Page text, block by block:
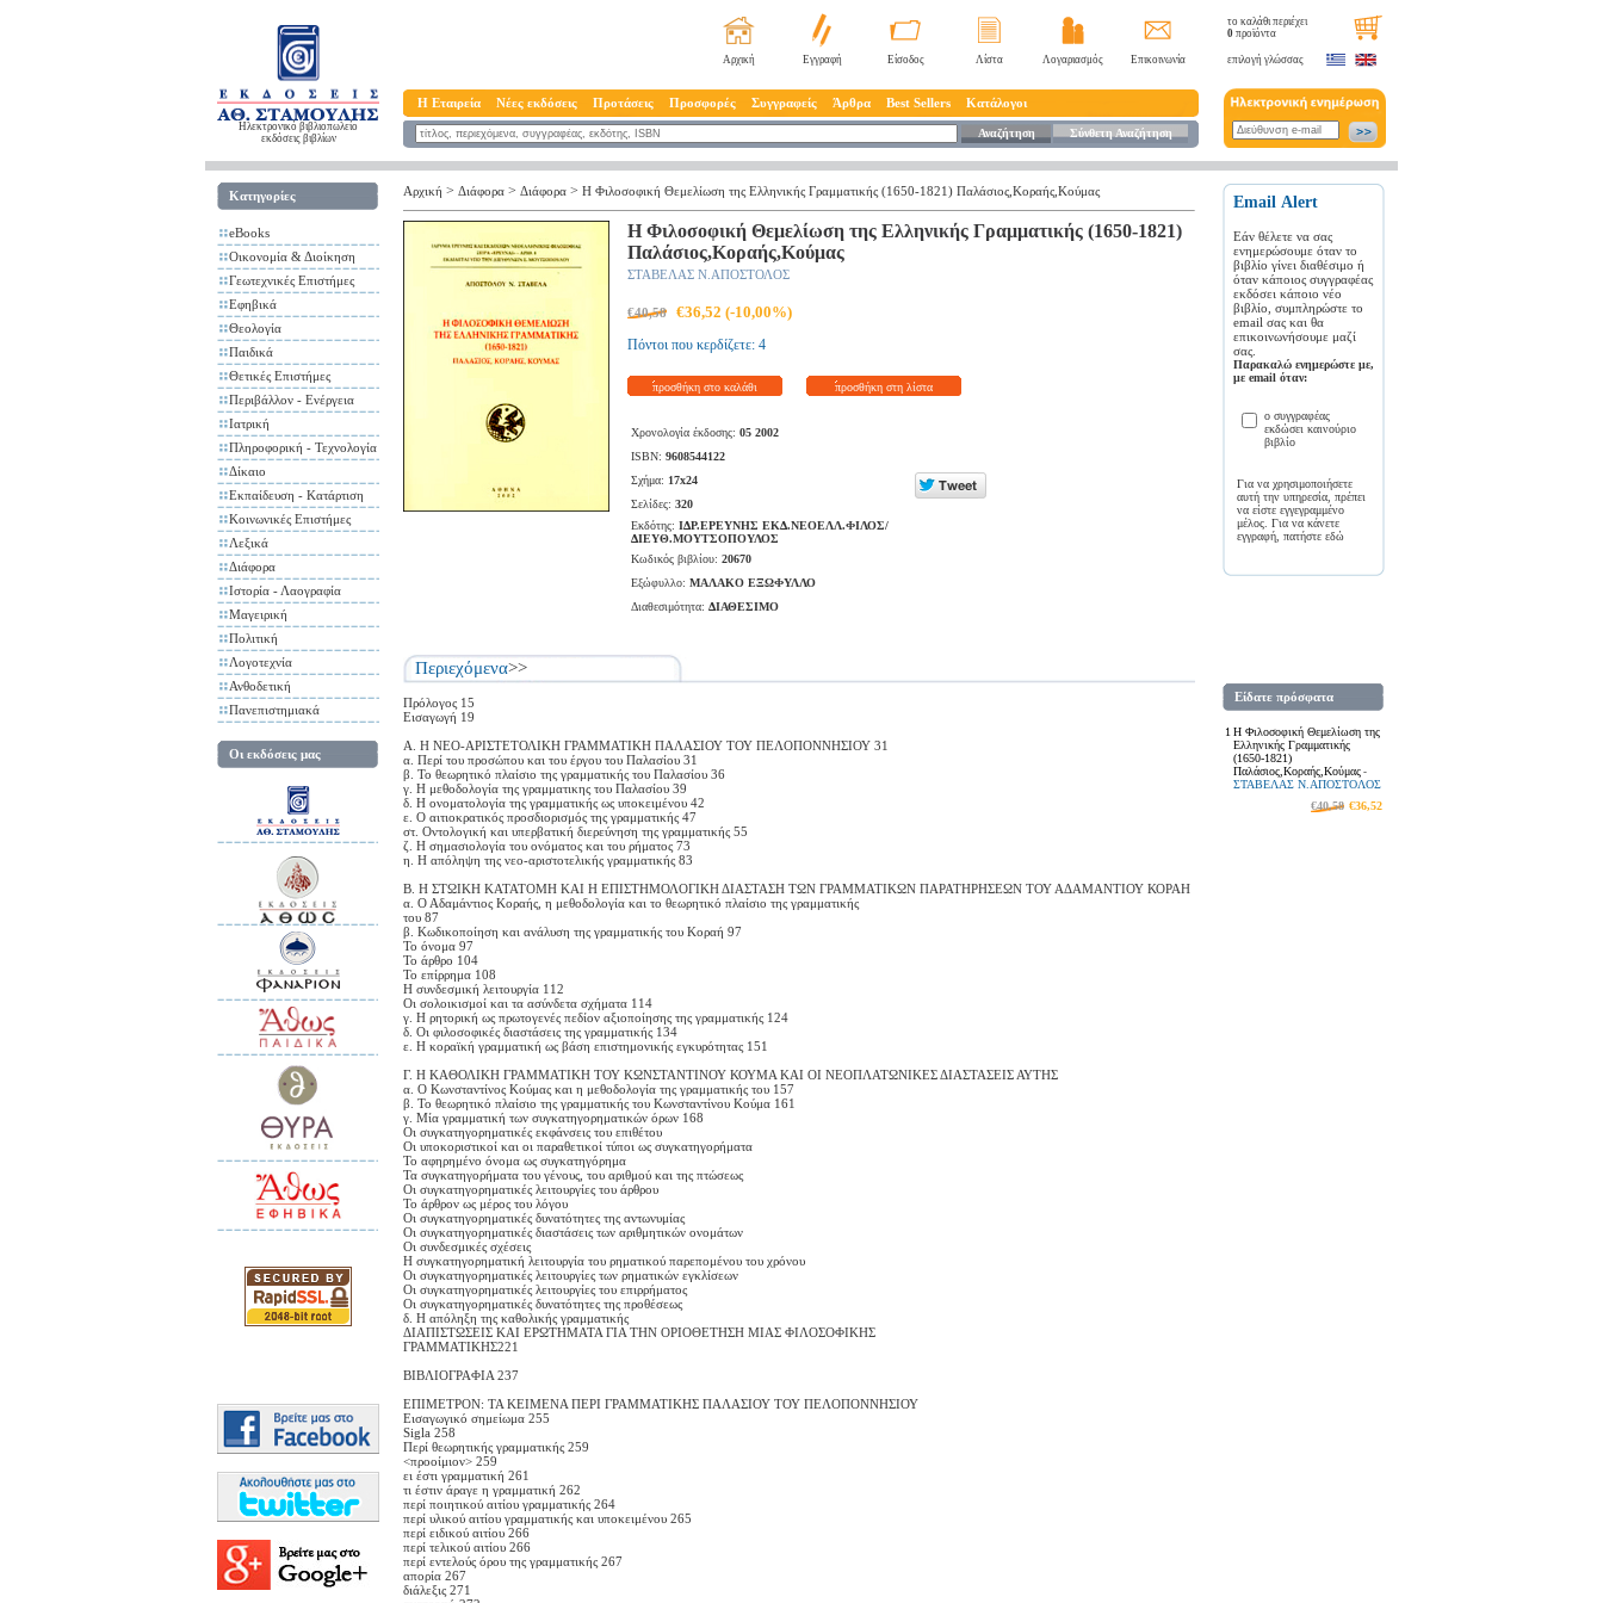
Ηλεκτρονικό βιβλιοπωλείο
εκδόσεις βιβλίων
Αρχική Εγγραφή Είσοδος Λίστα Λογαριασμός Επικοινωνία
Η Εταιρεία Νέες εκδόσεις Προτάσεις Προσφορές Συγγραφείς Άρθρα Best Sellers Κατάλογοι
Αναζήτηση Σύνθετη Αναζήτηση
το καλάθι περιέχει
0 προϊόντα
επιλογή γλώσσας
Κατηγορίες
eBooks
Οικονομία & Διοίκηση
Γεωτεχνικές Επιστήμες
Εφηβικά
Θεολογία
Παιδικά
Θετικές Επιστήμες
Περιβάλλον - Ενέργεια
Ιατρική
Πληροφορική - Τεχνολογία
Δίκαιο
Εκπαίδευση - Κατάρτιση
Κοινωνικές Επιστήμες
Λεξικά
Διάφορα
Ιστορία - Λαογραφία
Μαγειρική
Πολιτική
Λογοτεχνία
Ανθοδετική
Πανεπιστημιακά
Οι εκδόσεις μας
Αρχική > Διάφορα > Διάφορα > Η Φιλοσοφική Θεμελίωση της Ελληνικής Γραμματικής (1650-1821) Παλάσιος,Κοραής,Κούμας
Η Φιλοσοφική Θεμελίωση της Ελληνικής Γραμματικής (1650-1821)
Παλάσιος,Κοραής,Κούμας
ΣΤΑΒΕΛΑΣ Ν.ΑΠΟΣΤΟΛΟΣ
€40,58 €36,52 (-10,00%)
Πόντοι που κερδίζετε: 4
προσθήκη στο καλάθι προσθήκη στη λίστα
Χρονολογία έκδοσης: 05 2002
ISBN: 9608544122
Σχήμα: 17x24
Σελίδες: 320
Εκδότης: ΙΔΡ.ΕΡΕΥΝΗΣ ΕΚΔ.ΝΕΟΕΛΛ.ΦΙΛΟΣ/
ΔΙΕΥΘ.ΜΟΥΤΣΟΠΟΥΛΟΣ
Κωδικός βιβλίου: 20670
Εξώφυλλο: ΜΑΛΑΚΟ ΕΞΩΦΥΛΛΟ
Διαθεσιμότητα: ΔΙΑΘΕΣΙΜΟ
Περιεχόμενα>>
Πρόλογος 15
Εισαγωγή 19
Α. Η ΝΕΟ-ΑΡΙΣΤΕΤΟΛΙΚΗ ΓΡΑΜΜΑΤΙΚΗ ΠΑΛΑΣΙΟΥ ΤΟΥ ΠΕΛΟΠΟΝΝΗΣΙΟΥ 31
α. Περί του προσώπου και του έργου του Παλασίου 31
β. Το θεωρητικό πλαίσιο της γραμματικής του Παλασίου 36
γ. Η μεθοδολογία της γραμματικης του Παλασίου 39
δ. Η ονοματολογία της γραμματικής ως υποκειμένου 42
ε. Ο αιτιοκρατικός προσδιορισμός της γραμματικής 47
στ. Οντολογική και υπερβατική διερεύνηση της γραμματικής 55
ζ. Η σημασιολογία του ονόματος και του ρήματος 73
η. Η απόληψη της νεο-αριστοτελικής γραμματικής 83
Β. Η ΣΤΩΙΚΗ ΚΑΤΑΤΟΜΗ ΚΑΙ Η ΕΠΙΣΤΗΜΟΛΟΓΙΚΗ ΔΙΑΣΤΑΣΗ ΤΩΝ ΓΡΑΜΜΑΤΙΚΩΝ ΠΑΡΑΤΗΡΗΣΕΩΝ ΤΟΥ ΑΔΑΜΑΝΤΙΟΥ ΚΟΡΑΗ
α. Ο Αδαμάντιος Κοραής, η μεθοδολογία και το θεωρητικό πλαίσιο της γραμματικής
του 87
β. Κωδικοποίηση και ανάλυση της γραμματικής του Κοραή 97
Το όνομα 97
Το άρθρο 104
Το επίρρημα 108
Η συνδεσμική λειτουργία 112
Οι σολοικισμοί και τα ασύνδετα σχήματα 114
γ. Η ρητορική ως πρωτογενές πεδίον αξιοποίησης της γραμματικής 124
δ. Οι φιλοσοφικές διαστάσεις της γραμματικής 134
ε. Η κοραϊκή γραμματική ως βάση επιστημονικής εγκυρότητας 151
Γ. Η ΚΑΘΟΛΙΚΗ ΓΡΑΜΜΑΤΙΚΗ ΤΟΥ ΚΩΝΣΤΑΝΤΙΝΟΥ ΚΟΥΜΑ ΚΑΙ ΟΙ ΝΕΟΠΛΑΤΩΝΙΚΕΣ ΔΙΑΣΤΑΣΕΙΣ ΑΥΤΗΣ
α. Ο Κωνσταντίνος Κούμας και η μεθοδολογία της γραμματικής του 157
β. Το θεωρητικό πλαίσιο της γραμματικής του Κωνσταντίνου Κούμα 161
γ. Μία γραμματική των συγκατηγορηματικών όρων 168
Οι συγκατηγορηματικές εκφάνσεις του επιθέτου
Οι υποκοριστικοί και οι παραθετικοί τύποι ως συγκατηγορήματα
Το αφηρημένο όνομα ως συγκατηγόρημα
Τα συγκατηγορήματα του γένους, του αριθμού και της πτώσεως
Οι συγκατηγορηματικές λειτουργίες του άρθρου
Το άρθρον ως μέρος του λόγου
Οι συγκατηγορηματικές δυνατότητες της αντωνυμίας
Οι συγκατηγορηματικές διαστάσεις των αριθμητικών ονομάτων
Οι συνδεσμικές σχέσεις
Η συγκατηγορηματική λειτουργία του ρηματικού παρεπομένου του χρόνου
Οι συγκατηγορηματικές λειτουργίες των ρηματικών εγκλίσεων
Οι συγκατηγορηματικές λειτουργίες του επιρρήματος
Οι συγκατηγορηματικές δυνατότητες της προθέσεως
δ. Η απόληξη της καθολικής γραμματικής
ΔΙΑΠΙΣΤΩΣΕΙΣ ΚΑΙ ΕΡΩΤΗΜΑΤΑ ΓΙΑ ΤΗΝ ΟΡΙΟΘΕΤΗΣΗ ΜΙΑΣ ΦΙΛΟΣΟΦΙΚΗΣ
ΓΡΑΜΜΑΤΙΚΗΣ221
ΒΙΒΛΙΟΓΡΑΦΙΑ 237
ΕΠΙΜΕΤΡΟΝ: ΤΑ ΚΕΙΜΕΝΑ ΠΕΡΙ ΓΡΑΜΜΑΤΙΚΗΣ ΠΑΛΑΣΙΟΥ ΤΟΥ ΠΕΛΟΠΟΝΝΗΣΙΟΥ
Εισαγωγικό σημείωμα 255
Sigla 258
Περί θεωρητικής γραμματικής 259
<προοίμιον> 259
ει έστι γραμματική 261
τι έστιν άραγε η γραμματική 262
περί ποιητικού αιτίου γραμματικής 264
περί υλικού αιτίου γραμματικής και υποκειμένου 265
περί ειδικού αιτίου 266
περί τελικού αιτίου 266
περί εντελούς όρου της γραμματικής 267
απορία 267
διάλεξις 271
Εmail Αlert
Εάν θέλετε να σας
ενημερώσουμε όταν το
βιβλίο γίνει διαθέσιμο ή
όταν κάποιος συγγραφέας
εκδόσει κάποιο νέο
βιβλίο, συμπληρώστε το
email σας και θα
επικοινωνήσουμε μαζί
σας.
Παρακαλώ ενημερώστε με,
με email όταν:
ο συγγραφέας
εκδώσει καινούριο
βιβλίο
Για να χρησιμοποιήσετε
αυτή την υπηρεσία, πρέπει
να είστε εγγεγραμμένο
μέλος. Για να κάνετε
εγγραφή, πατήστε εδώ
Είδατε πρόσφατα
1 Η Φιλοσοφική Θεμελίωση της
Ελληνικής Γραμματικής
(1650-1821)
Παλάσιος,Κοραής,Κούμας -
ΣΤΑΒΕΛΑΣ Ν.ΑΠΟΣΤΟΛΟΣ
€40,58 €36,52